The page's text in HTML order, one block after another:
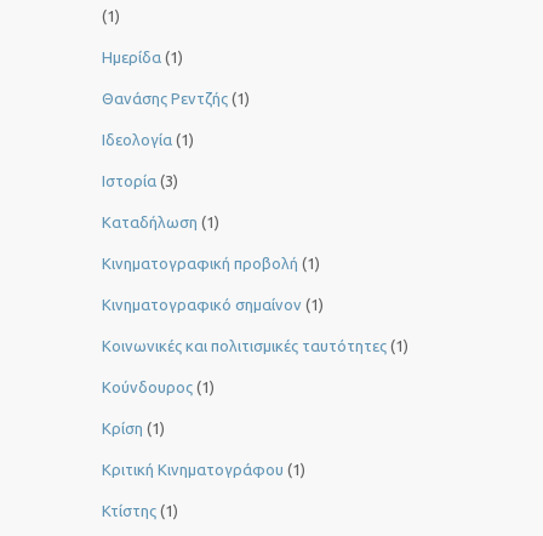
(1)
Ημερίδα (1)
Θανάσης Ρεντζής (1)
Ιδεολογία (1)
Ιστορία (3)
Καταδήλωση (1)
Κινηματογραφική προβολή (1)
Κινηματογραφικό σημαίνον (1)
Κοινωνικές και πολιτισμικές ταυτότητες (1)
Κούνδουρος (1)
Κρίση (1)
Κριτική Κινηματογράφου (1)
Κτίστης (1)